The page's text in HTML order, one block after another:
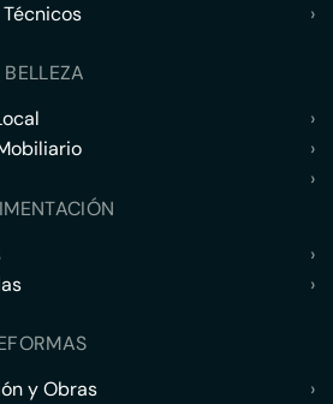
›
›
›
›
›
›
y Obras
›